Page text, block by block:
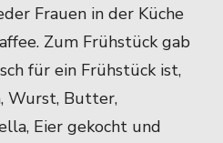
Frauen in der Küche
Zum Frühstück gab
für ein Frühstück ist,
Wurst, Butter,
Eier gekocht und